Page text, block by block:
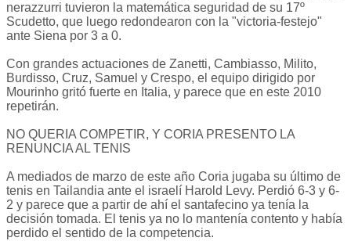
nerazzurri tuvieron la matemática seguridad de su 17º
Scudetto, que luego redondearon con la "victoria-festejo"
ante Siena por 3 a 0.
Con grandes actuaciones de Zanetti, Cambiasso, Milito,
Burdisso, Cruz, Samuel y Crespo, el equipo dirigido por
Mourinho gritó fuerte en Italia, y parece que en este 2010
repetirán.
NO QUERIA COMPETIR, Y CORIA PRESENTO LA
RENUNCIA AL TENIS
A mediados de marzo de este año Coria jugaba su último de
tenis en Tailandia ante el israelí Harold Levy. Perdió 6-3 y 6-
2 y parece que a partir de ahí el santafecino ya tenía la
decisión tomada. El tenis ya no lo mantenía contento y había
perdido el sentido de la competencia.